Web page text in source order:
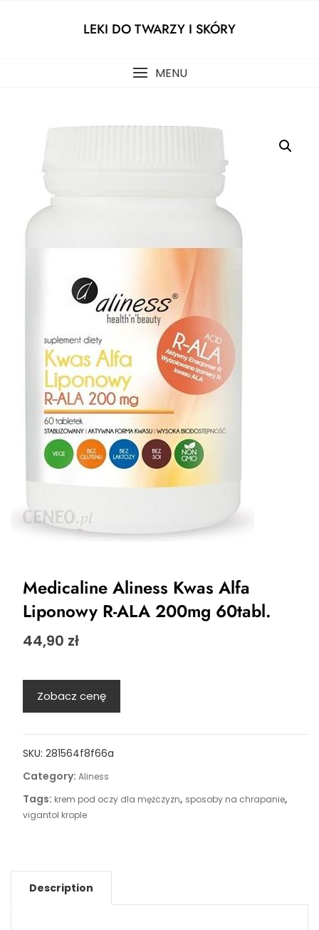
LEKI DO TWARZY I SKÓRY
MENU
Medicaline Aliness Kwas Alfa
Liponowy R-ALA 200mg 60tabl.
44,90 zł
Zobacz cenę
SKU: 281564f8f66a
Category: Aliness
Tags: krem pod oczy dla mężczyzn, sposoby na chrapanie,
vigantol krople
Description